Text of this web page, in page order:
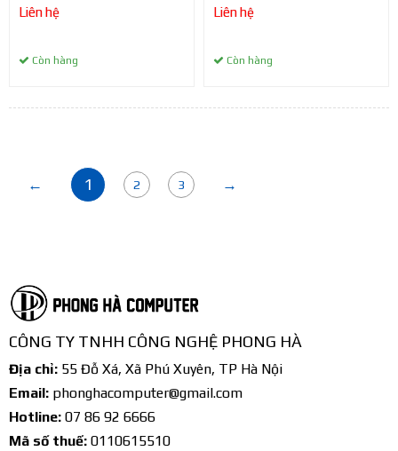
3.5 inch)
Liên hệ
Còn hàng
3.5 inch)
Liên hệ
Còn hàng
← 1 2 3 →
CÔNG TY TNHH CÔNG NGHỆ PHONG HÀ
Địa chỉ: 55 Đỗ Xá, Xã Phú Xuyên, TP Hà Nội
Email: phonghacomputer@gmail.com
Hotline: 07 86 92 6666
Mã số thuế: 0110615510